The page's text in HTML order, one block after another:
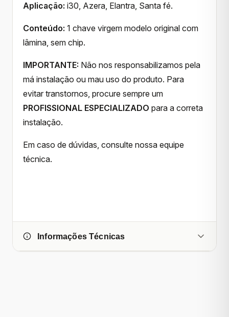
Aplicação: i30, Azera, Elantra, Santa fé.
Conteúdo: 1 chave virgem modelo original com
lâmina, sem chip.
IMPORTANTE: Não nos responsabilizamos pela
má instalação ou mau uso do produto. Para
evitar transtornos, procure sempre um
PROFISSIONAL ESPECIALIZADO para a correta
instalação.
Em caso de dúvidas, consulte nossa equipe
técnica.
Informações Técnicas